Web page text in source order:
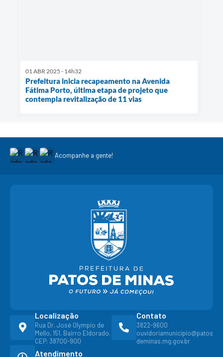
01 ABR 2025 - 14h32
Prefeitura inicia recapeamento na Avenida
Fátima Porto, última etapa de projeto que
contempla revitalização de 11 vias
Acompanhe a gente!
Localização
Rua Dr. José Olympio de
Mello, 151. Bairro Eldorado.
CEP: 38700-900
Contato
3822-9600
ouvidoriamunicipio@patos
deminas.mg.gov.br
Atendimento